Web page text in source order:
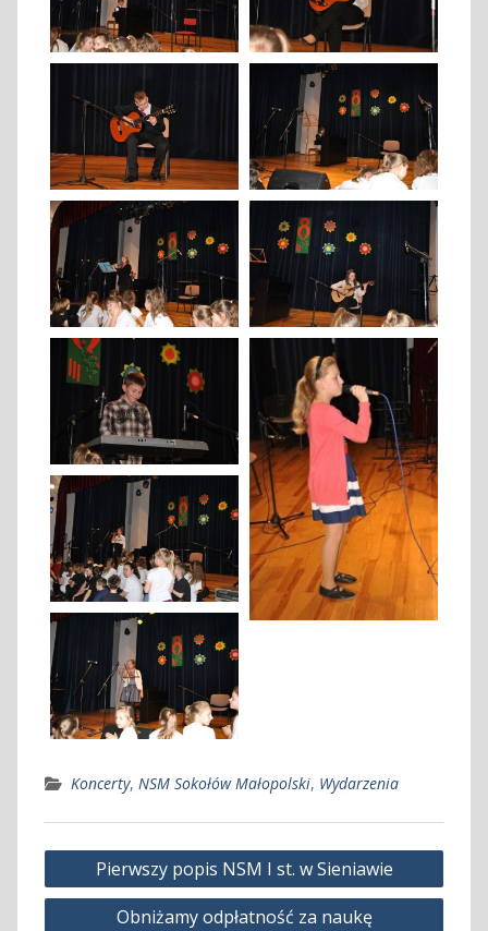
Koncerty, NSM Sokołów Małopolski, Wydarzenia
Nawigacja
wpisu
Pierwszy popis NSM I st. w Sieniawie
Obniżamy odpłatność za naukę